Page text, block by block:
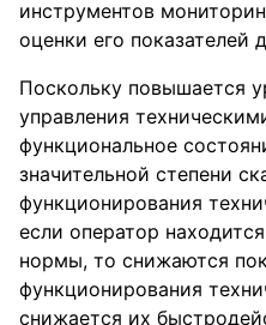
инструментов
оценки его показателей
Поскольку повышается
управления
функциональное
значительной степени
функционирования
если оператор
нормы, то снижаются
функционирования
снижается их